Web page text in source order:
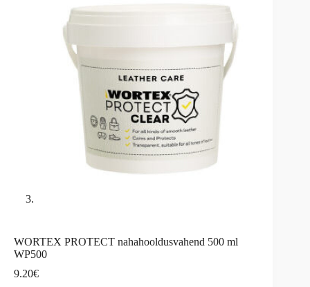
WORTEX PROTECT nahahooldusvahend 500 ml
WP500
9.20€